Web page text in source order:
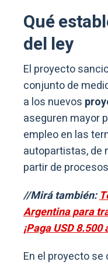
Qué
del ley
El proyecto
conjunto de
a los nuevos
aseguren mayor
empleo en las
autopartistas, de
partir de
//Mirá también:
Argentina para
¡Paga USD 8.500
En el proyecto